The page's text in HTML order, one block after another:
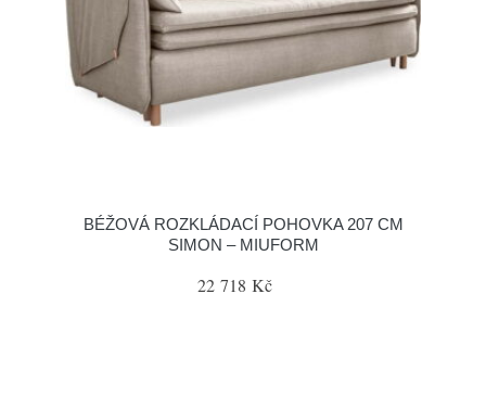
BÉŽOVÁ ROZKLÁDACÍ POHOVKA 207 CM
SIMON – MIUFORM
22 718 Kč